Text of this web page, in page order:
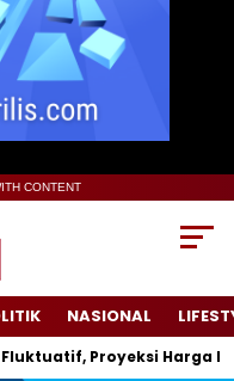
CONTENT
NASIONAL
Proyeksi Harga